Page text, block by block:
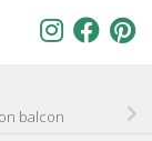
balcon